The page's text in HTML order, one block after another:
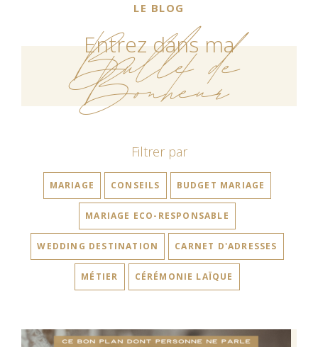
LE BLOG
Entrez dans ma
Bulle de
Bonheur
Filtrer par
MARIAGE CONSEILS BUDGET MARIAGE
MARIAGE ECO-RESPONSABLE
WEDDING DESTINATION CARNET D'ADRESSES
MÉTIER CÉRÉMONIE LAÏQUE